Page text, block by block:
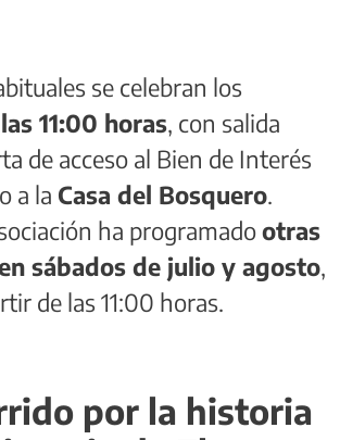
se celebran los
11:00 horas, con salida
de acceso al Bien de Interés
a la Casa del Bosquero.
ha programadootras
sábados de julio y agosto,
de las 11:00 horas.
por la historia